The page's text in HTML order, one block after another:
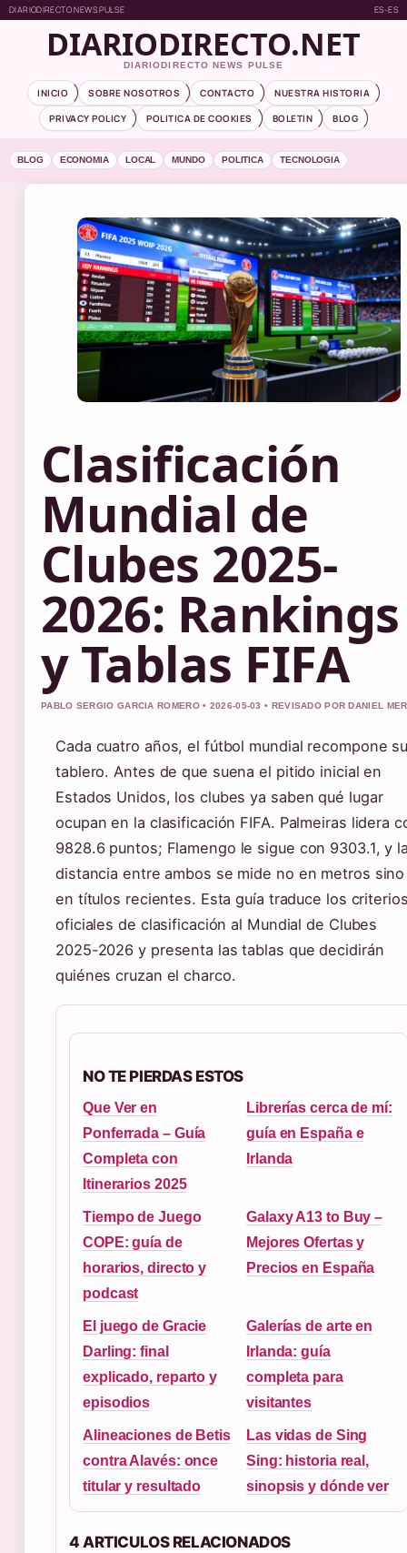
DIARIODIRECTO NEWS PULSE ES-ES
DIARIODIRECTO.NET
DIARIODIRECTO NEWS PULSE
INICIO SOBRE NOSOTROS CONTACTO
NUESTRA HISTORIA
PRIVACY POLICY
POLITICA DE COOKIES BOLETIN BLOG
BLOG ECONOMIA LOCAL MUNDO POLITICA TECNOLOGIA
Clasificación
Mundial de
Clubes 2025-
2026: Rankings
y Tablas FIFA
PABLO SERGIO GARCIA ROMERO • 2026-05-03 • REVISADO POR DANIEL
Cada cuatro años, el fútbol mundial recompone
tablero. Antes de que suena el pitido inicial en
Estados Unidos, los clubes ya saben qué lugar
ocupan en la clasificación FIFA. Palmeiras lidera
9828.6 puntos; Flamengo le sigue con 9303.1, y
distancia entre ambos se mide no en metros sino
en títulos recientes. Esta guía traduce los
oficiales de clasificación al Mundial de Clubes
2025-2026 y presenta las tablas que decidirán
quiénes cruzan el charco.
NO TE PIERDAS ESTOS
Que Ver en
Ponferrada – Guía
Completa con
Itinerarios 2025
Librerías cerca de mí:
guía en España e
Irlanda
Tiempo de Juego
COPE: guía de
horarios, directo y
podcast
Galaxy A13 to Buy –
Mejores Ofertas y
Precios en España
El juego de Gracie
Darling: final
explicado, reparto y
episodios
Galerías de arte en
Irlanda: guía
completa para
visitantes
Alineaciones de Betis
contra Alavés: once
titular y resultado
Las vidas de Sing
Sing: historia real,
sinopsis y dónde ver
4 ARTICULOS RELACIONADOS